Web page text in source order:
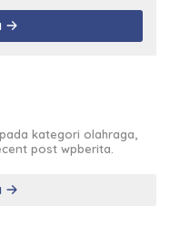
kategori olahraga,
post wpberita.